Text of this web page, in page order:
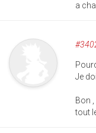
a
Je
Bon
tout